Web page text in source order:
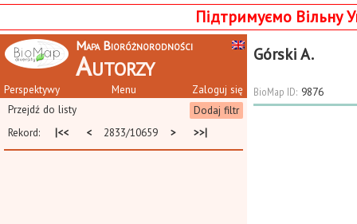
Підтримуємо Вільну
Mapa Bioróżnorodności
Autorzy
Perspektywy Zaloguj się
Menu
Dodaj filtr
Przejdź do listy
Rekord:
|<< < 2833/10659 > >>|
Górski A.
BioMap ID: 9876